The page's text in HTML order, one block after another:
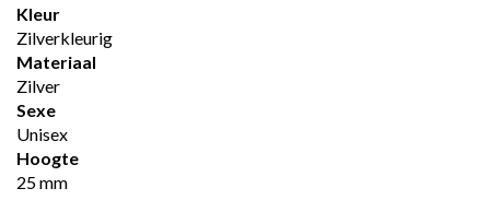
Kleur
Zilverkleurig
Materiaal
Zilver
Sexe
Unisex
Hoogte
25 mm